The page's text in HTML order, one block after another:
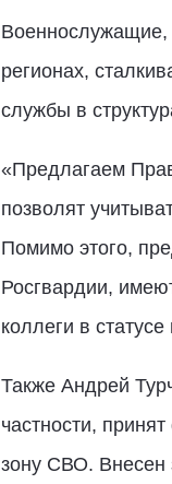
Военнослужащие,
регионах,
службы в
«Предлагаем
позволят
Помимо этого,
Росгвардии,
коллеги в
Также Андрей
частности,
зону СВО. Внесен